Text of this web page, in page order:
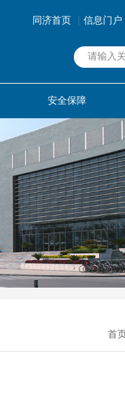
安全保障
同济首页 信息门户
首页